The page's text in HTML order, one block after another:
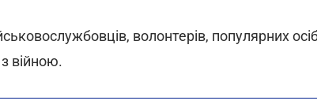
волонтерів, популярних
війною.